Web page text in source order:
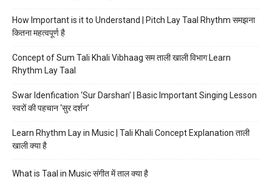
How Important is it to Understand | Pitch Lay Taal Rhythm समझना
कितना महत्वपूर्ण है
Concept of Sum Tali Khali Vibhaag सम ताली खाली विभाग Learn
Rhythm Lay Taal
Swar Idenfication ‘Sur Darshan’ | Basic Important Singing Lesson
स्वरों की पहचान ‘सुर दर्शन’
Learn Rhythm Lay in Music | Tali Khali Concept Explanation ताली
खाली क्या है
What is Taal in Music संगीत में ताल क्या है